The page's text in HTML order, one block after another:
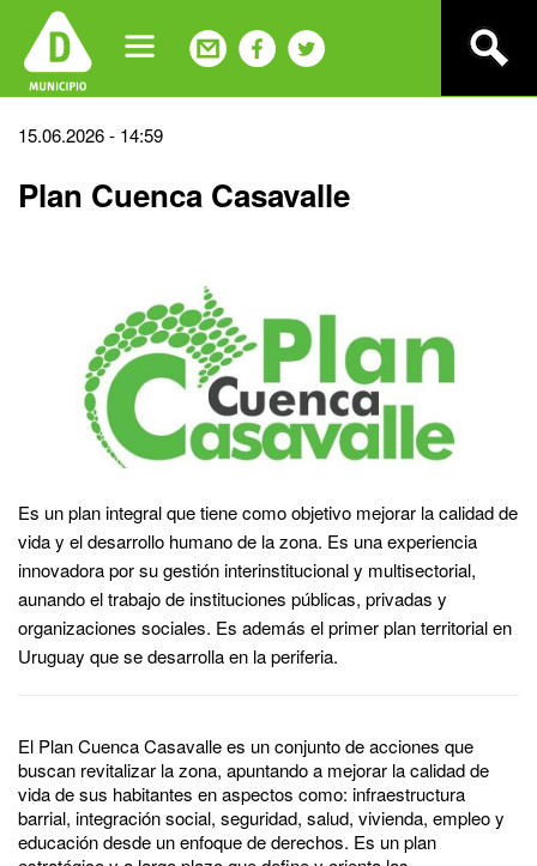
navigation
Back
top
15.06.2026 - 14:59
Plan Cuenca Casavalle
Es un plan integral que tiene como objetivo mejorar la calidad de
vida y el desarrollo humano de la zona. Es una experiencia
innovadora por su gestión interinstitucional y multisectorial,
aunando el trabajo de instituciones públicas, privadas y
organizaciones sociales. Es además el primer plan territorial en
Uruguay que se desarrolla en la periferia.
El Plan Cuenca Casavalle es un conjunto de acciones que
buscan revitalizar la zona, apuntando a mejorar la calidad de
vida de sus habitantes en aspectos como: infraestructura
barrial, integración social, seguridad, salud, vivienda, empleo y
educación desde un enfoque de derechos. Es un plan